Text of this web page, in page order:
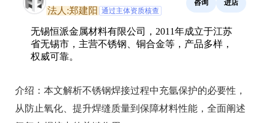
法人:郑建阳
通过主体资质核查
咨询 进店
无锡恒派金属材料有限公司，2011年成立于江苏
省无锡市，主营不锈钢、铜合金等，产品多样，
权威可靠。
介绍： 本文解析不锈钢焊接过程中充氩保护的必要性，
从防止氧化、提升焊缝质量到保障材料性能，全面阐述